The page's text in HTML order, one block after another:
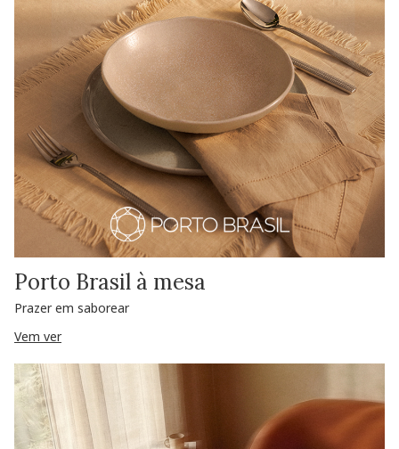
Porto Brasil à mesa
Prazer em saborear
Vem ver